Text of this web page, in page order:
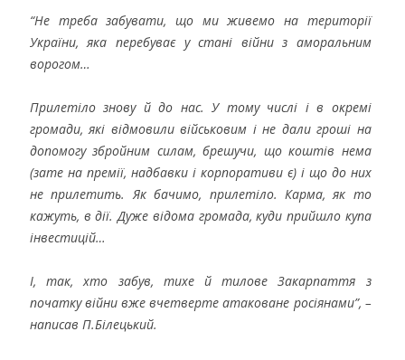
“Не треба забувати, що ми живемо на території
України, яка перебуває у стані війни з аморальним
ворогом…
Прилетіло знову й до нас. У тому числі і в окремі
громади, які відмовили військовим і не дали гроші на
допомогу збройним силам, брешучи, що коштів нема
(зате на премії, надбавки і корпоративи є) і що до них
не прилетить. Як бачимо, прилетіло. Карма, як то
кажуть, в дії. Дуже відома громада, куди прийшло купа
інвестицій…
І, так, хто забув, тихе й тилове Закарпаття з
початку війни вже вчетверте атаковане росіянами”, –
написав П.Білецький.